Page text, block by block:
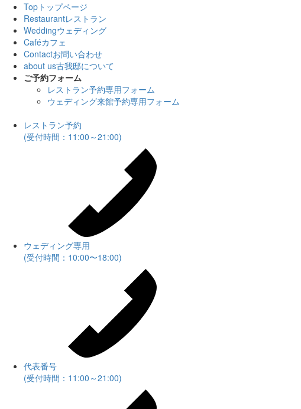
Top トップページ
Restaurantレストラン
Weddingウェディング
Caféカフェ
Contactお問い合わせ
about us古我邸について
ご予約フォーム
レストラン予約専用フォーム
ウェディング来館予約専用フォーム
レストラン予約
(受付時間：11:00～21:00)
ウェディング専用
(受付時間：10:00〜18:00)
代表番号
(受付時間：11:00～21:00)